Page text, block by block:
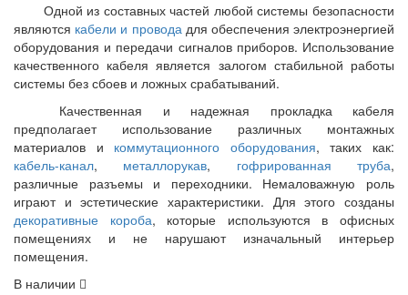
Одной из составных частей любой системы безопасности
являются кабели и проводадля обеспечения электроэнергией
оборудования и передачи сигналов приборов. Использование
качественного кабеля является залогом стабильной работы
системы без сбоев и ложных срабатываний.
Качественная и надежная прокладка кабеля
предполагает использование различных монтажных
материалов и коммутационного оборудования, таких как:
кабель-канал, металлорукав, гофрированная труба,
различные разъемы и переходники. Немаловажную роль
играют и эстетические характеристики. Для этого созданы
декоративные короба, которые используются в офисных
помещениях и не нарушают изначальный интерьер
помещения.
В наличии